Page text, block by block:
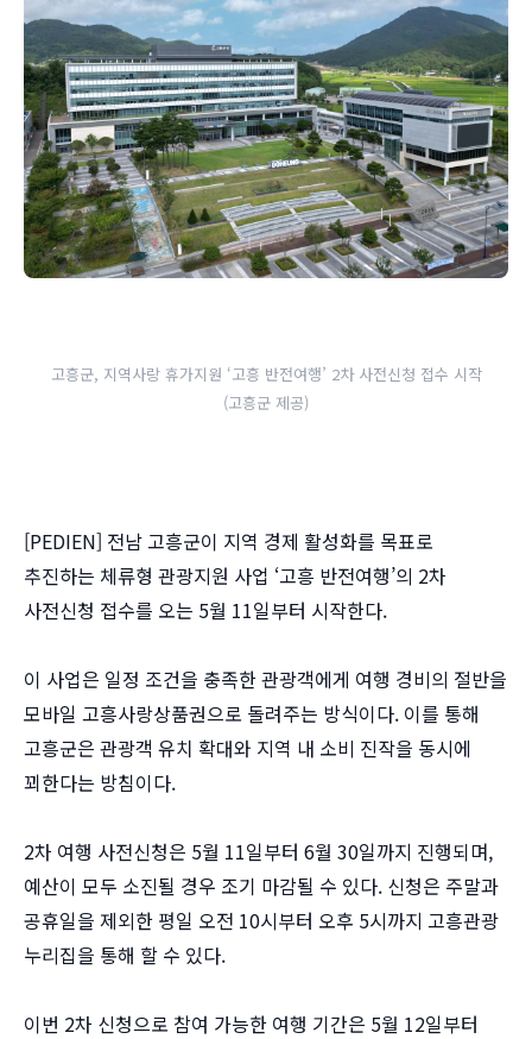
고흥군, 지역사랑 휴가지원 ‘고흥 반전여행’ 2차 사전신청 접수 시작
(고흥군 제공)
[PEDIEN] 전남 고흥군이 지역 경제 활성화를 목표로
추진하는 체류형 관광지원 사업 ‘고흥 반전여행’의 2차
사전신청 접수를 오는 5월 11일부터 시작한다.
이 사업은 일정 조건을 충족한 관광객에게 여행 경비의 절반을
모바일 고흥사랑상품권으로 돌려주는 방식이다. 이를 통해
고흥군은 관광객 유치 확대와 지역 내 소비 진작을 동시에
꾀한다는 방침이다.
2차 여행 사전신청은 5월 11일부터 6월 30일까지 진행되며,
예산이 모두 소진될 경우 조기 마감될 수 있다. 신청은 주말과
공휴일을 제외한 평일 오전 10시부터 오후 5시까지 고흥관광
누리집을 통해 할 수 있다.
이번 2차 신청으로 참여 가능한 여행 기간은 5월 12일부터